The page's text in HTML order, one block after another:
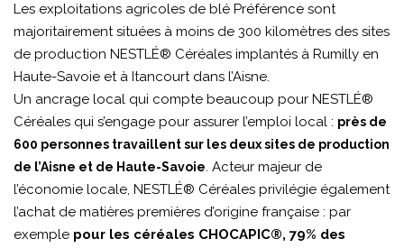
Les exploitations agricoles de blé Préférence sont
majoritairement situées à moins de 300 kilomètres des sites
de production NESTLÉ® Céréales implantés à Rumilly en
Haute-Savoie et à Itancourt dans l’Aisne.
Un ancrage local qui compte beaucoup pour NESTLÉ®
Céréales qui s’engage pour assurer l’emploi local : près de
600 personnes travaillent sur les deux sites de production
de l’Aisne et de Haute-Savoie. Acteur majeur de
l’économie locale, NESTLÉ® Céréales privilégie également
l’achat de matières premières d’origine française : par
exemple pour les céréales CHOCAPIC®, 79% des